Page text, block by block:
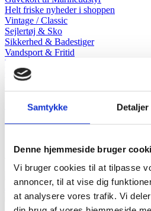
Samtykke Detaljer
Denne hjemmeside bruger
Vi bruger cookies til at tilpasse
annoncer, til at vise dig
at analysere vores trafik. Vi
Helt friske nyheder i shoppen
Vintage / Classic
Sejlertøj & Sko
Sikkerhed & Badestiger
Vandsport & Fritid
Motordele & Tilbehør
Offeranoder
Styring & Motorkontrol
Kontakt os
Jotun
Jotun boat wash 1l
139,00DKK